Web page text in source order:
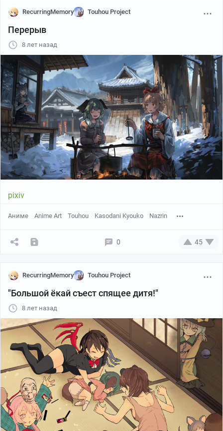
Автор: towako
RecurringMemory Touhou Project
Перерыв
8 лет назад
pixiv
Аниме Anime Art Touhou Kasodani Kyouko Nazrin
0 45
RecurringMemory Touhou Project
"Большой ёкай съест спящее дитя!"
8 лет назад